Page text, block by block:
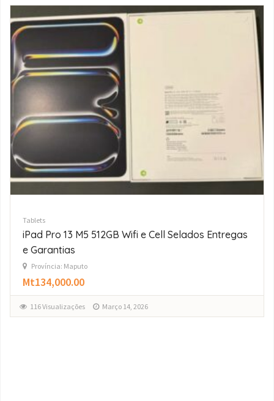
Tablets
iPad Pro 11″ M5 256GB Wifi e Cell 2025 Selados
Entregas e Garantias
Província: Maputo
Mt95,000.00
126 Visualizações Março 4, 2026